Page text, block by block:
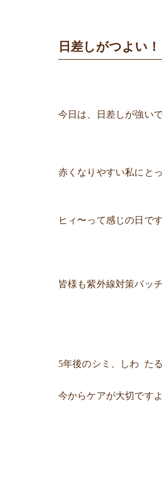
日差しがつよい！
今日は、日差しが強い
赤くなりやすい私にと
ヒィ〜って感じの日で
皆様も紫外線対策バッ
5年後のシミ、しわ た
今からケアが大切です